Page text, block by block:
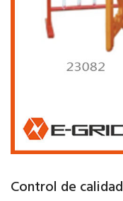
Control de calidad